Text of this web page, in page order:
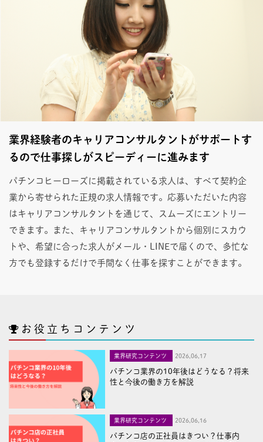
業界経験者のキャリアコンサルタントがサポートす
るので仕事探しがスピーディーに進みます
パチンコヒーローズに掲載されている求人は、すべて契約企
業から寄せられた正規の求人情報です。応募いただいた内容
はキャリアコンサルタントを通じて、スムーズにエントリー
できます。また、キャリアコンサルタントから個別にスカウ
トや、希望に合った求人がメール・LINEで届くので、多忙な
方でも登録するだけで手間なく仕事を探すことができます。
お役立ちコンテンツ
業界研究コンテンツ 2026,06,17
パチンコ業界の10年後はどうなる？将来
性と今後の働き方を解説
業界研究コンテンツ 2026,06,16
パチンコ店の正社員はきつい？仕事内